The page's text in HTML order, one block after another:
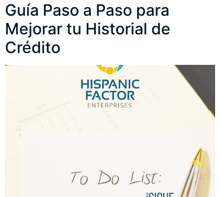
Guía Paso a Paso para
Mejorar tu Historial de
Crédito